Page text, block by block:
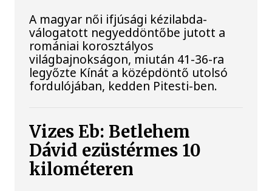
A magyar női ifjúsági kézilabda-
válogatott negyeddöntőbe jutott a
romániai korosztályos
világbajnokságon, miután 41-36-ra
legyőzte Kínát a középdöntő utolsó
fordulójában, kedden Pitesti-ben.
Vizes Eb: Betlehem
Dávid ezüstérmes 10
kilométeren